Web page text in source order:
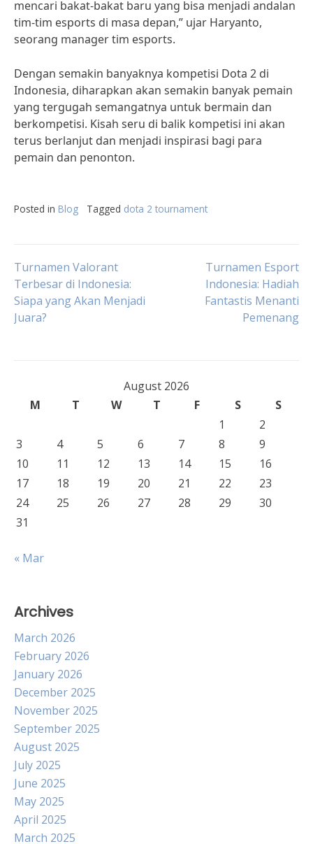
mencari bakat-bakat baru yang bisa menjadi andalan
tim-tim esports di masa depan,” ujar Haryanto,
seorang manager tim esports.
Dengan semakin banyaknya kompetisi Dota 2 di
Indonesia, diharapkan akan semakin banyak pemain
yang tergugah semangatnya untuk bermain dan
berkompetisi. Kisah seru di balik kompetisi ini akan
terus berlanjut dan menjadi inspirasi bagi para
pemain dan penonton.
Posted in Blog Tagged dota 2 tournament
Post
navigation
Turnamen Valorant
Terbesar di Indonesia:
Siapa yang Akan Menjadi
Juara?
Turnamen Esport
Indonesia: Hadiah
Fantastis Menanti
Pemenang
August 2026
M
T W T F S
S
1
2
3
4 5 6 7 8
9
10
11 12 13 14 15
16
17
18 19 20 21 22
23
24
25 26 27 28 29
30
31
« Mar
Archives
March 2026
February 2026
January 2026
December 2025
November 2025
September 2025
August 2025
July 2025
June 2025
May 2025
April 2025
March 2025